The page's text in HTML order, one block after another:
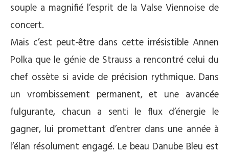
souple a magnifié l’esprit de la Valse Viennoise de
concert.
Mais c’est peut-être dans cette irrésistible Annen
Polka que le génie de Strauss a rencontré celui du
chef ossète si avide de précision rythmique. Dans
un vrombissement permanent, et une avancée
fulgurante, chacun a senti le flux d’énergie le
gagner, lui promettant d’entrer dans une année à
l’élan résolument engagé. Le beau Danube Bleu est